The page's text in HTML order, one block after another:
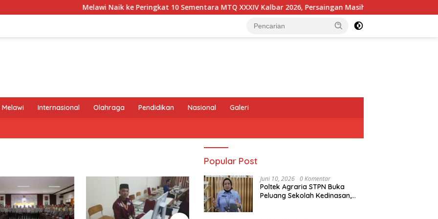
Melawi Naik ke Peringkat 10 Sementara MTQ XXXIV Kalbar 2026, Persaingan Masih Terbuka
Melawi Internasional Olahraga Pendidikan Nasional Galeri
Popular Post
Juni 10, 2026 0 Komentar
Poltek Agraria STPN Buka
Peluang Sekolah Kedinasan,